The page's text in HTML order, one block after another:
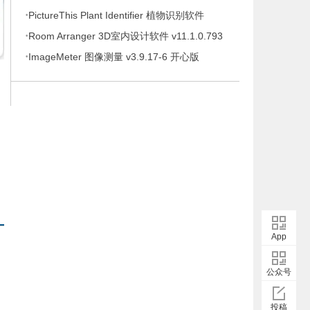
语便携版
·PictureThis Plant Identifier 植物识别软件
v5.33.0 简洁无广告
·Room Arranger 3D室内设计软件 v11.1.0.793
多语便携版
·ImageMeter 图像测量 v3.9.17-6 开心版
App
公众号
投稿